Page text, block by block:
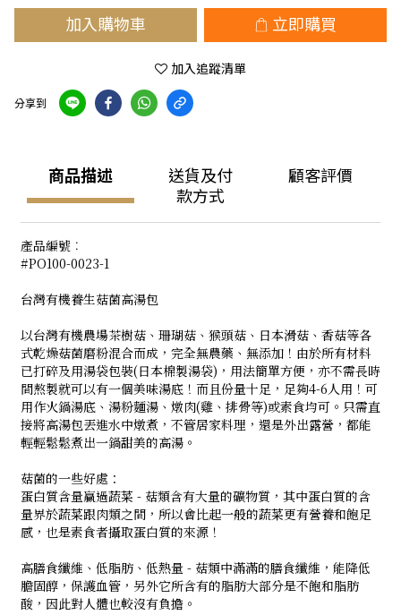
加入購物車 立即購買
加入追蹤清單
分享到
商品描述
送貨及付
款方式
顧客評價
產品編號︰
#PO100-0023-1
台灣有機養生菇菌高湯包
以台灣有機農場茶樹菇、珊瑚菇、猴頭菇、日本滑菇、香菇等各
式乾燥菇菌磨粉混合而成，完全無農藥、無添加！由於所有材料
已打碎及用湯袋包裝(日本棉製湯袋)，用法簡單方便，亦不需長時
間熬製就可以有一個美味湯底！而且份量十足，足夠4-6人用！可
用作火鍋湯底、湯粉麵湯、燉肉(雞、排骨等)或素食均可。只需直
接將高湯包丟進水中燉煮，不管居家料理，還是外出露營，都能
輕輕鬆鬆煮出一鍋甜美的高湯。
菇菌的一些好處：
蛋白質含量贏過蔬菜 - 菇類含有大量的礦物質，其中蛋白質的含
量界於蔬菜跟肉類之間，所以會比起一般的蔬菜更有營養和飽足
感，也是素食者攝取蛋白質的來源！
高膳食纖維、低脂肪、低熱量 - 菇類中滿滿的膳食纖維，能降低
膽固醇，保護血管，另外它所含有的脂肪大部分是不飽和脂肪
酸，因此對人體也較沒有負擔。